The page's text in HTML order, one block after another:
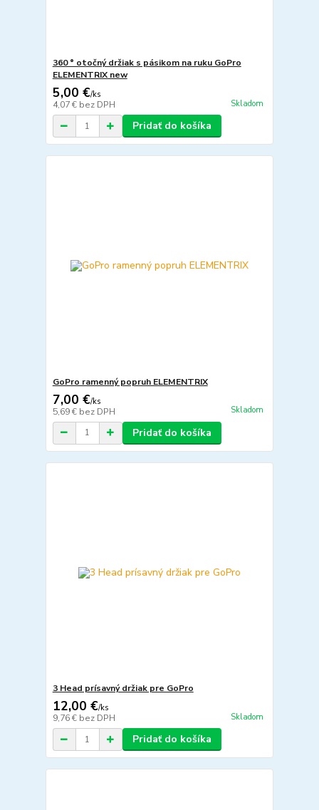
360 ° otočný držiak s pásikom na ruku GoPro
ELEMENTRIX new
5,00 €/ks
4,07 € bez DPH Skladom
Pridať do košíka
GoPro ramenný popruh ELEMENTRIX
7,00 €/ks
5,69 € bez DPH Skladom
Pridať do košíka
3 Head prísavný držiak pre GoPro
12,00 €/ks
9,76 € bez DPH Skladom
Pridať do košíka